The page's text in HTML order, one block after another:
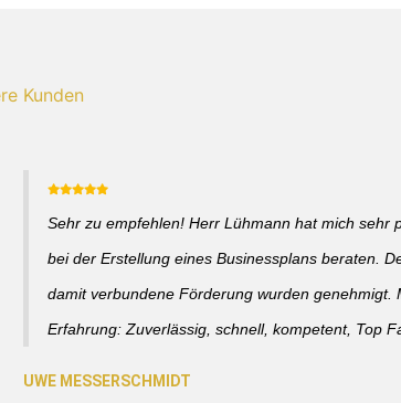
Kunden
Sehr zu empfehlen! Herr Lühmann hat mich sehr
bei der Erstellung eines Businessplans beraten.
damit verbundene Förderung wurden genehmigt.
Erfahrung: Zuverlässig, schnell, kompetent, Top